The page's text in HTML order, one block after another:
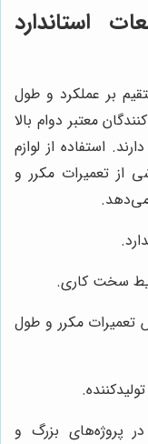
استاندارد
بر عملکرد و طول
معتبر دوام بالا
استفاده از لوازم
از تعمیرات مکرر و
می‌دهد.
سخت کاری.
تعمیرات مکرر و طول
پروژه‌های بزرگ و